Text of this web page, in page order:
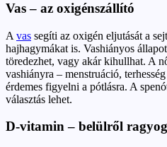
Vas – az oxigénszállító
A vas segíti az oxigén eljutását a
hajhagymákat is. Vashiányos
töredezhet, vagy akár kihullhat. A
vashiányra – menstruáció,
érdemes figyelni a pótlásra. A
választás lehet.
D-vitamin – belülről